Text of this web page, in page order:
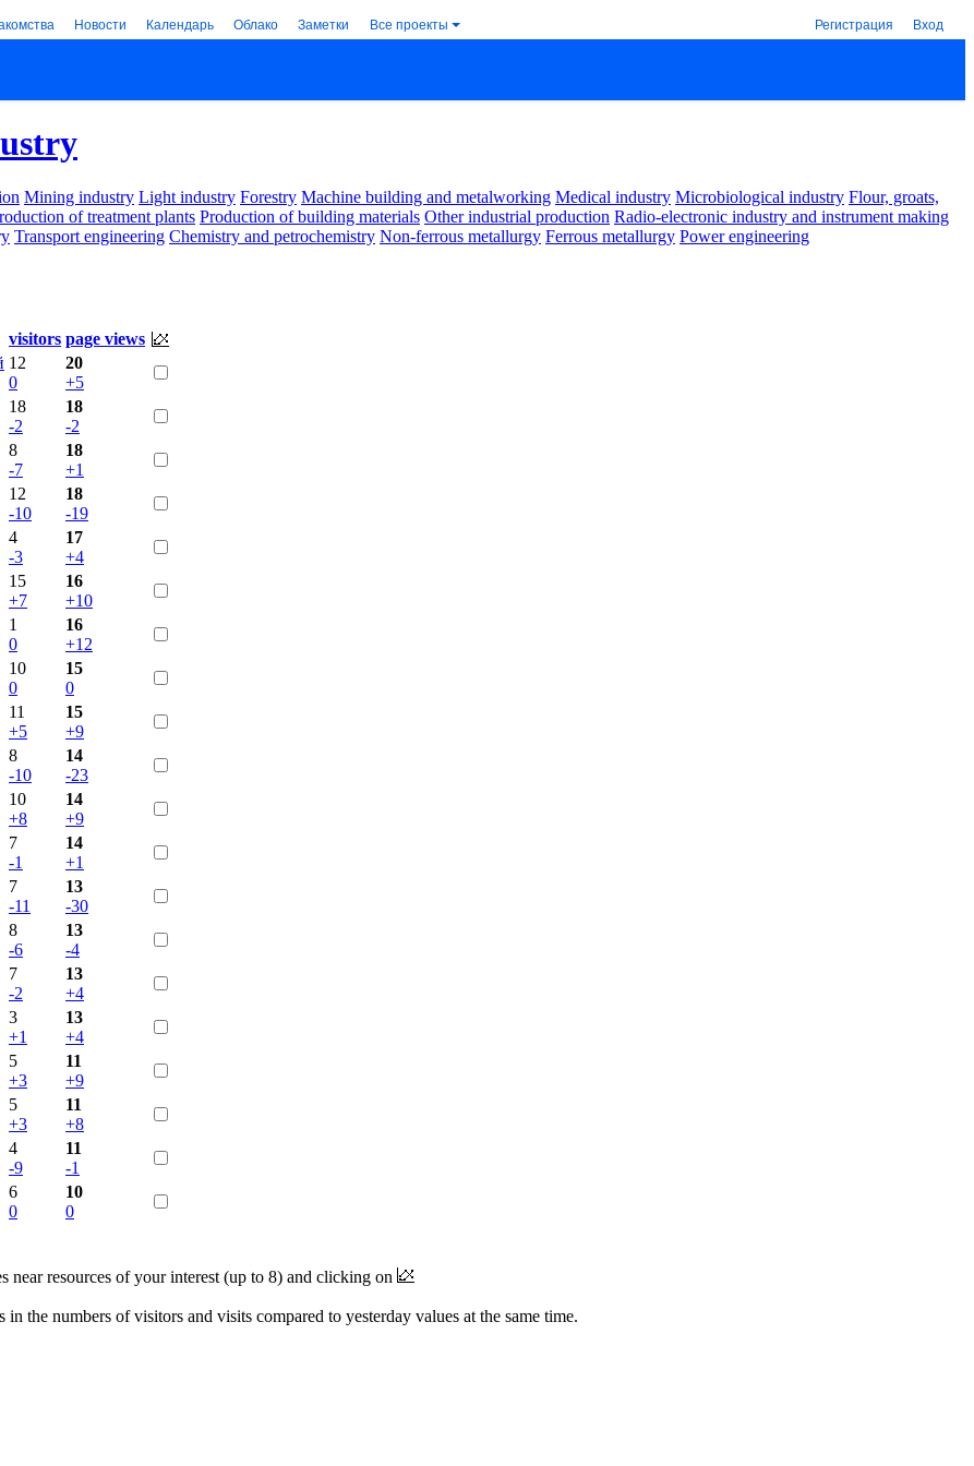
Новости Календарь Облако Заметки Все проекты Регистрация Вход
Mining industry Light industry Forestry Machine building and metalworking Medical industry Microbiological industry Flour, groats,
of treatment plants Production of building materials Other industrial production Radio-electronic industry and instrument making
Transport engineering Chemistry and petrochemistry Non-ferrous metallurgy Ferrous metallurgy Power engineering
visitors page views
12
0
20
+5
18
-2
18
-2
8
-7
18
+1
12
-10
18
-19
4
-3
17
+4
15
+7
16
+10
1
0
16
+12
10
0
15
0
11
+5
15
+9
8
-10
14
-23
10
+8
14
+9
7
-1
14
+1
7
-11
13
-30
8
-6
13
-4
7
-2
13
+4
3
+1
13
+4
5
+3
11
+9
5
+3
11
+8
4
-9
11
-1
6
0
10
0
near resources of your interest (up to 8) and clicking on
the numbers of visitors and visits compared to yesterday values at the same time.